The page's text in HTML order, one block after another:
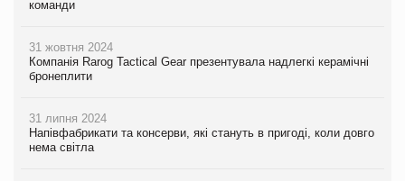
команди
31 жовтня 2024
Компанія Rarog Tactical Gear презентувала надлегкі керамічні
бронеплити
31 липня 2024
Напівфабрикати та консерви, які стануть в пригоді, коли довго
нема світла